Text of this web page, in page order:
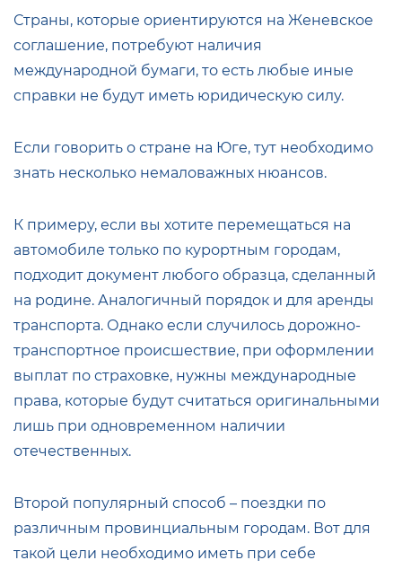
Страны, которые ориентируются на Женевское
соглашение, потребуют наличия
международной бумаги, то есть любые иные
справки не будут иметь юридическую силу.
Если говорить о стране на Юге, тут необходимо
знать несколько немаловажных нюансов.
К примеру, если вы хотите перемещаться на
автомобиле только по курортным городам,
подходит документ любого образца, сделанный
на родине. Аналогичный порядок и для аренды
транспорта. Однако если случилось дорожно-
транспортное происшествие, при оформлении
выплат по страховке, нужны международные
права, которые будут считаться оригинальными
лишь при одновременном наличии
отечественных.
Второй популярный способ – поездки по
различным провинциальным городам. Вот для
такой цели необходимо иметь при себе